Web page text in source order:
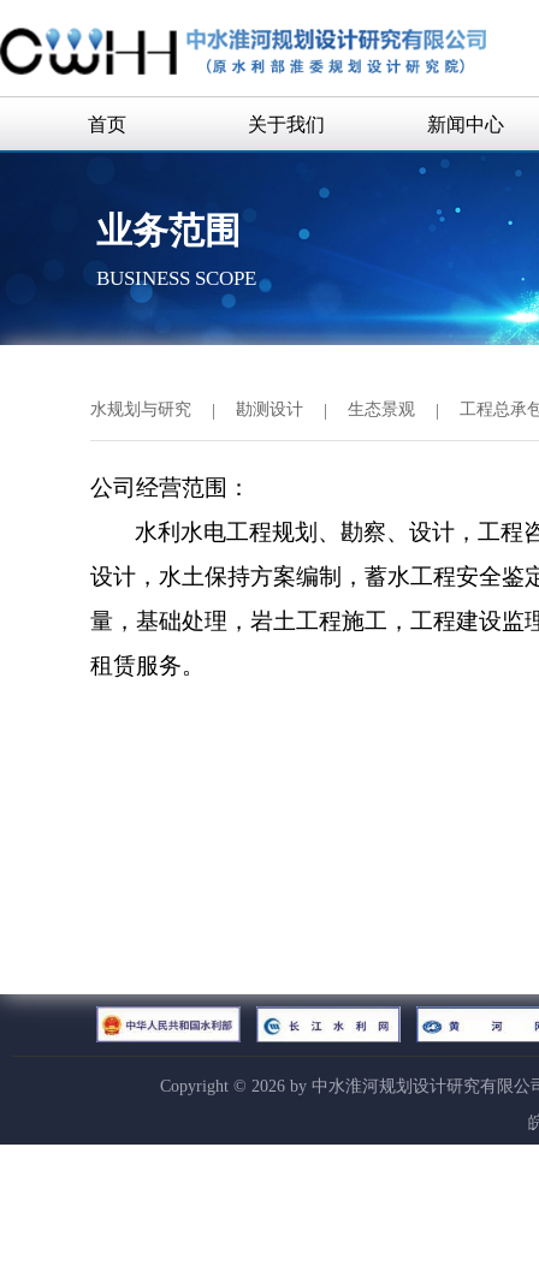
首页 关于我们
公司领导
组织机构
历史沿革
新闻中心
业务范围
BUSINESS SCOPE
水规划与研究 | 勘测设计 | 生态景观 | 工程总承
公司经营范围：
水利水电工程规划、勘察、设计，工程
设计，水土保持方案编制，蓄水工程安全
量，基础处理，岩土工程施工，工程建设
租赁服务。
Copyright © 2026by 中水淮河规划设计研究有限公